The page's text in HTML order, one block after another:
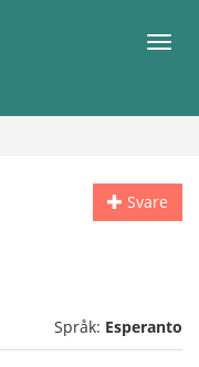
Meny
Svare
Språk: Esperanto